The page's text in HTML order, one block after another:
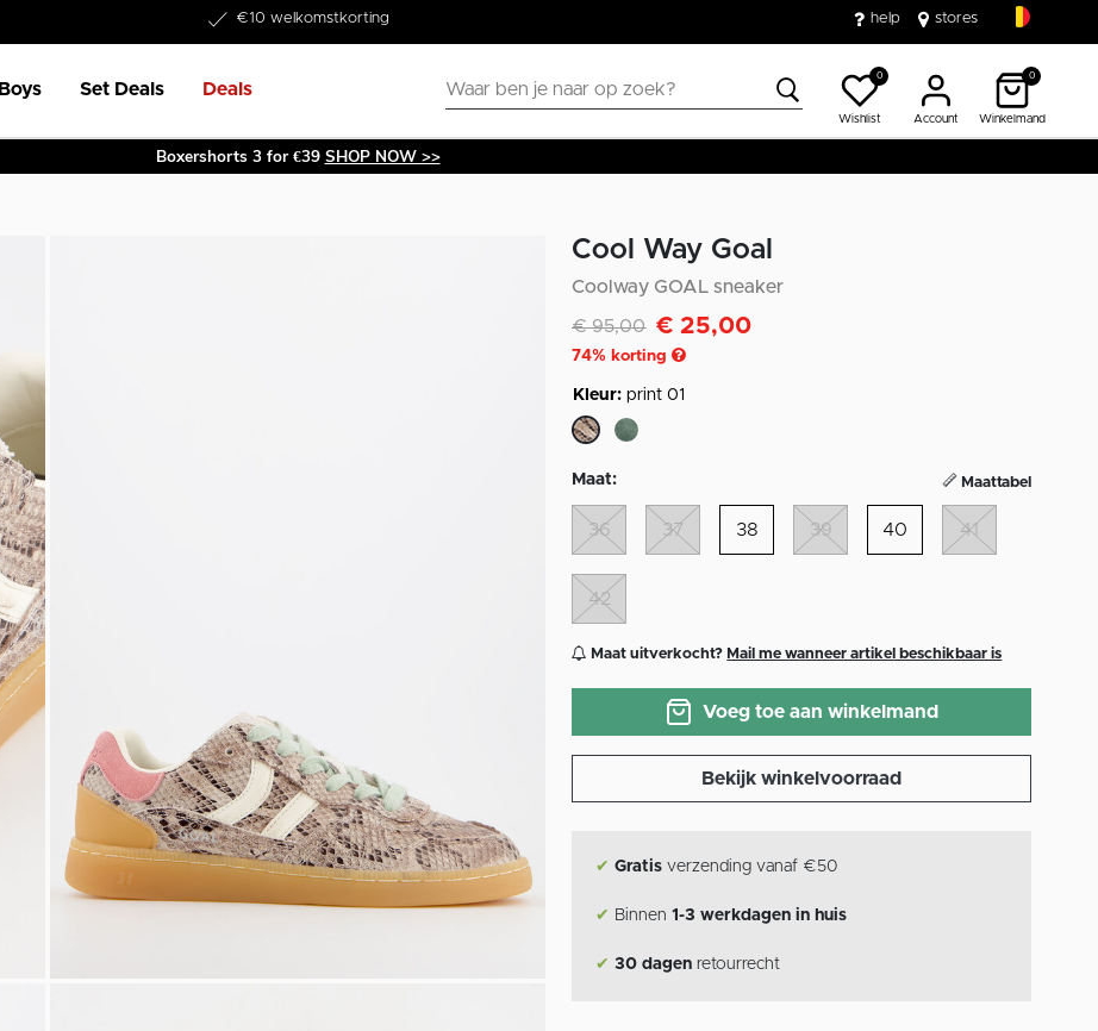
€10 welkomstkorting
Word lid van onze Member Club! help stores
Boys Set Deals Deals
0
Wishlist Account
0
Winkelmand
Boxershorts 3 for €39 SHOP NOW >>
Cool Way Goal
Coolway GOAL sneaker
Afgeprijsd van
€ 95,00naar
€ 25,00
74% korting
Kleur:print 01
Maat: Maattabel
36 37 38 39 40 41
42
Maat uitverkocht? Mail me wanneer artikel beschikbaar is
Voeg toe aan winkelmand
Bekijk winkelvoorraad
✔ Gratis verzending vanaf €50
✔ Binnen1-3 werkdagen in huis
✔ 30 dagen retourrecht